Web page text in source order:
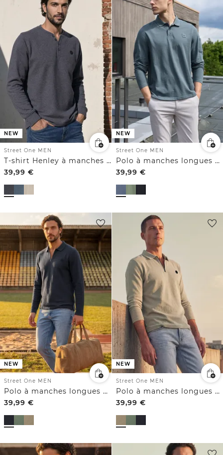
NEW
Street One MEN
T-shirt Henley à manches longues, effet chiné
39,99 €
NEW
Street One MEN
Polo à manches longues avec poche
39,99 €
NEW
Street One MEN
Polo à manches longues avec fermeture éclair
39,99 €
NEW
Street One MEN
Polo à manches longues avec fermeture éclair
39,99 €